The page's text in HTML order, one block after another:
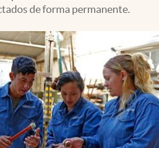
de forma permanente.